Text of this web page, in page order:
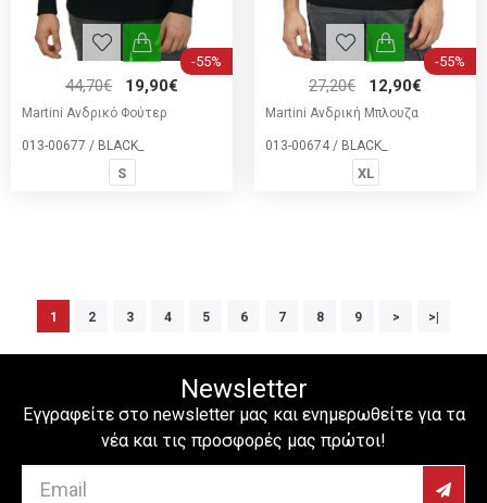
-55%
44,70€ 19,90€
Martini Ανδρικό Φούτερ
013-00677 / BLACK_
S
-55%
27,20€ 12,90€
Martini Ανδρική Μπλουζα
013-00674 / BLACK_
XL
1 2 3 4 5 6 7 8 9 > >|
Newsletter
Εγγραφείτε στο newsletter μας και ενημερωθείτε για τα
νέα και τις προσφορές μας πρώτοι!